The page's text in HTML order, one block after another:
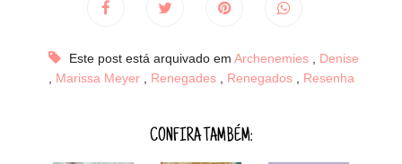
Este post está arquivado em Archenemies , Denise
, Marissa Meyer , Renegades , Renegados , Resenha
CONFIRA TAMBÉM: